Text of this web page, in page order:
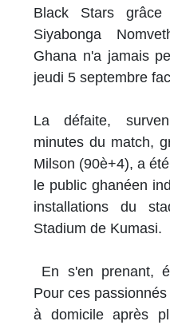
Black Stars
Siyabonga
Ghana n'a jamais
jeudi 5 septembre
La défaite,
minutes du match,
Milson (90è+4), a
le public ghanéen
installations du
Stadium de Kumasi.
En s'en prenant,
Pour ces
à domicile après